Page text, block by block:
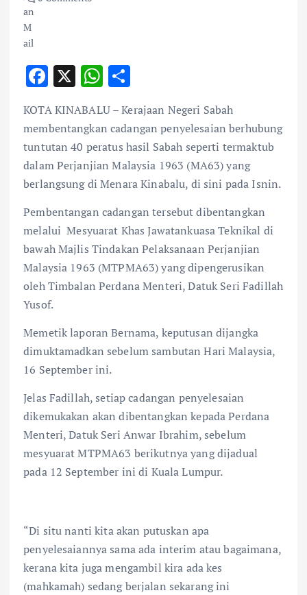
F
e
b
o
o
k
X W
at
s
A
p
p
ar
e
KOTA KINABALU – Kerajaan Negeri Sabah
membentangkan cadangan penyelesaian berhubung
tuntutan 40 peratus hasil Sabah seperti termaktub
dalam Perjanjian Malaysia 1963 (MA63) yang
berlangsung di Menara Kinabalu, di sini pada Isnin.
Pembentangan cadangan tersebut dibentangkan
melalui Mesyuarat Khas Jawatankuasa Teknikal di
bawah Majlis Tindakan Pelaksanaan Perjanjian
Malaysia 1963 (MTPMA63) yang dipengerusikan
oleh Timbalan Perdana Menteri, Datuk Seri Fadillah
Yusof.
Memetik laporan Bernama, keputusan dijangka
dimuktamadkan sebelum sambutan Hari Malaysia,
16 September ini.
Jelas Fadillah, setiap cadangan penyelesaian
dikemukakan akan dibentangkan kepada Perdana
Menteri, Datuk Seri Anwar Ibrahim, sebelum
mesyuarat MTPMA63 berikutnya yang dijadual
pada 12 September ini di Kuala Lumpur.
“Di situ nanti kita akan putuskan apa
penyelesaiannya sama ada interim atau bagaimana,
kerana kita juga mengambil kira ada kes
(mahkamah) sedang berjalan sekarang ini